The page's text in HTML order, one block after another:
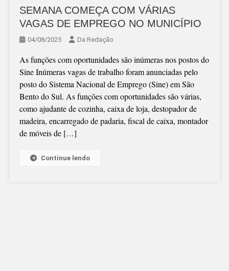
SEMANA COMEÇA COM VÁRIAS
VAGAS DE EMPREGO NO MUNICÍPIO
04/08/2025 Da Redação
As funções com oportunidades são inúmeras nos postos do
Sine Inúmeras vagas de trabalho foram anunciadas pelo
posto do Sistema Nacional de Emprego (Sine) em São
Bento do Sul. As funções com oportunidades são várias,
como ajudante de cozinha, caixa de loja, destopador de
madeira, encarregado de padaria, fiscal de caixa, montador
de móveis de […]
Continue lendo